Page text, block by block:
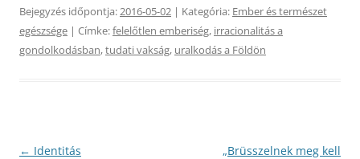
Bejegyzés időpontja:2016-05-02 | Kategória: Ember és természet
egészsége | Címke:felelőtlen emberiség, irracionalitás a
gondolkodásban,tudati vakság, uralkodás a Földön
Bejegyzés
← Identitás
„Brüsszelnek meg kell